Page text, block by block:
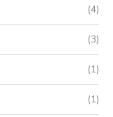
(4)
(3)
(1)
(1)